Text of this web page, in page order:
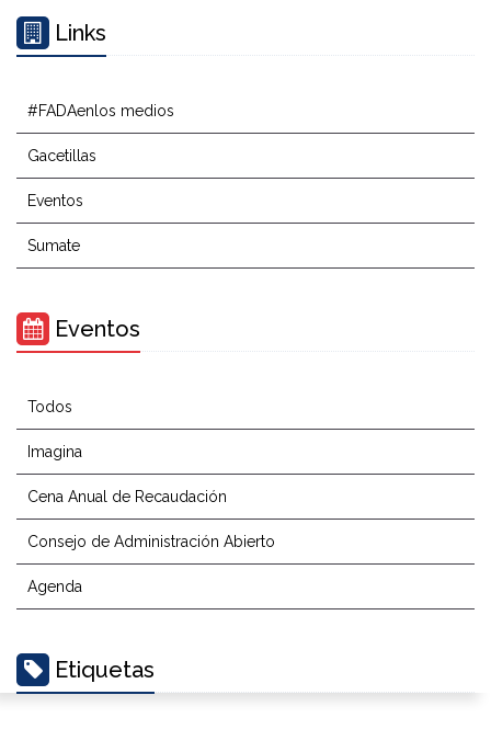
Links
#FADAenlos medios
Gacetillas
Eventos
Sumate
Eventos
Todos
Imagina
Cena Anual de Recaudación
Consejo de Administración Abierto
Agenda
Etiquetas